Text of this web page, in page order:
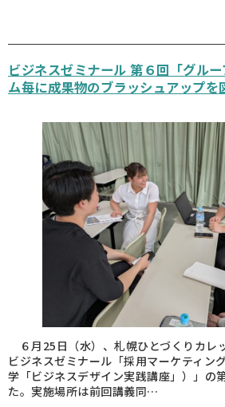
ビジネスゼミナール 第６回「グル
ム毎に成果物のブラッシュアップを
６月25日（水）、札幌ひとづくりカレ
ビジネスゼミナール「採用マーケティン
学「ビジネスデザイン実践講座」）」の
た。実施場所は前回講義同…